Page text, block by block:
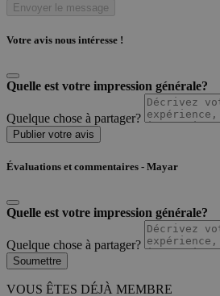
Envoyer le message
Votre avis nous intéresse !
Quelle est votre impression générale?
Quelque chose à partager?
Publier votre avis
Évaluations et commentaires - Mayar
Quelle est votre impression générale?
Quelque chose à partager?
Soumettre
VOUS ÊTES DÉJÀ MEMBRE